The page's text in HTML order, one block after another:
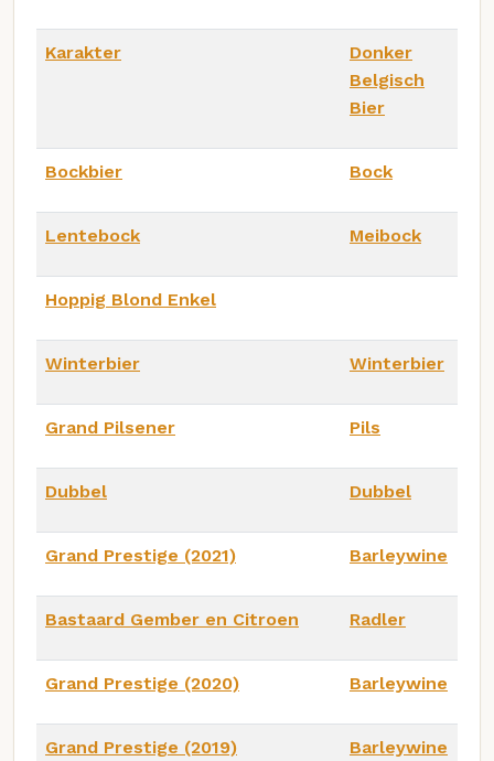
Karakter
Donker
Belgisch
Bier
Bockbier Bock
Lentebock Meibock
Hoppig Blond Enkel
Winterbier Winterbier
Grand Pilsener Pils
Dubbel Dubbel
Grand Prestige (2021) Barleywine
Bastaard Gember en Citroen Radler
Grand Prestige (2020) Barleywine
Grand Prestige (2019) Barleywine